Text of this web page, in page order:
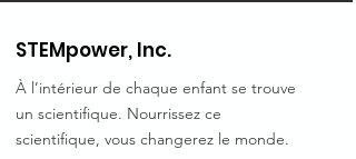
STEMpower, Inc.
À l’intérieur de chaque enfant se trouve
un scientifique. Nourrissez ce
scientifique, vous changerez le monde.